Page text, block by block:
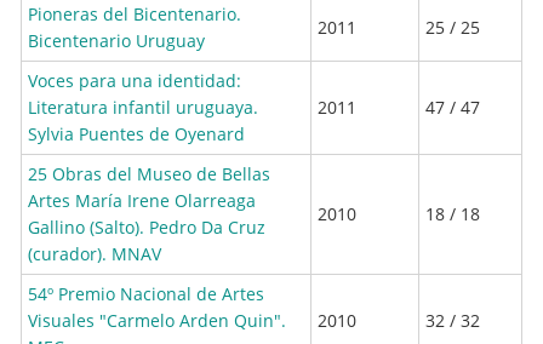
Pioneras del Bicentenario.
Bicentenario Uruguay
2011 25 / 25
Voces para una identidad:
Literatura infantil uruguaya.
Sylvia Puentes de Oyenard
2011 47 / 47
25 Obras del Museo de Bellas
Artes María Irene Olarreaga
Gallino (Salto). Pedro Da Cruz
(curador). MNAV
2010 18 / 18
54º Premio Nacional de Artes
Visuales "Carmelo Arden Quin".
2010 32 / 32